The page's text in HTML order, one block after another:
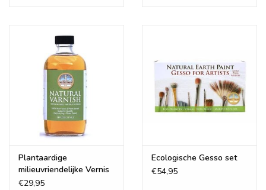
Plantaardige
milieuvriendelijke Vernis
€29,95
Ecologische Gesso set
€54,95